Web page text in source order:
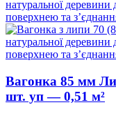
Вагонка 85 мм
шт. уп — 0,51 м²